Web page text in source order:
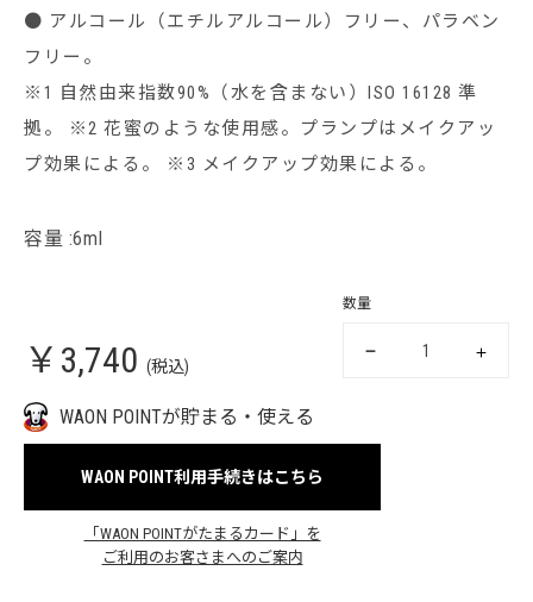
● アルコール（エチルアルコール）フリー、パラベン
フリー。
※1 自然由来指数90%（水を含まない）ISO 16128 準
拠。 ※2 花蜜のような使用感。プランプはメイクアッ
プ効果による。 ※3 メイクアップ効果による。
容量 :6ml
￥3,740 (税込)
数量
WAON POINTが貯まる・使える
WAON POINT利用手続きはこちら
「WAON POINTがたまるカード」を
ご利用のお客さまへのご案内